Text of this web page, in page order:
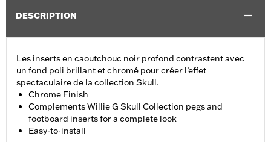
DESCRIPTION
Les inserts en caoutchouc noir profond contrastent avec
un fond poli brillant et chromé pour créer l’effet
spectaculaire de la collection Skull.
Chrome Finish
Complements Willie G Skull Collection pegs and
footboard inserts for a complete look
Easy-to-install